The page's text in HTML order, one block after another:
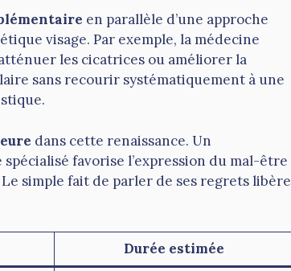
en parallèle d’une approche
visage. Par exemple, la médecine
les cicatrices ou améliorer la
sans recourir systématiquement à une
dans cette renaissance. Un
favorise l’expression du mal-être
simple fait de parler de ses regrets libère
Durée estimée